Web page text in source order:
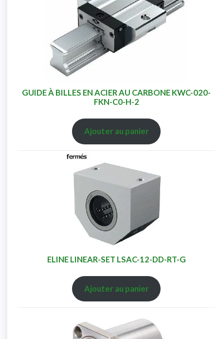
GUIDE À BILLES EN ACIER AU CARBONE KWC-020-
FKN-C0-H-2
Ajouter au panier
ELINE LINEAR-SET LSAC-12-DD-RT-G
Ajouter au panier